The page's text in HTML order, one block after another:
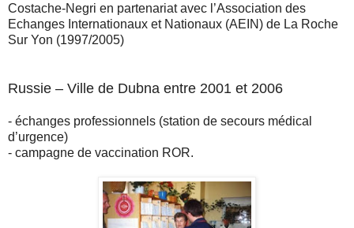
Costache-Negri en partenariat avec l’Association des
Echanges Internationaux et Nationaux (AEIN) de La Roche
Sur Yon (1997/2005)
Russie – Ville de Dubna entre 2001 et 2006
- échanges professionnels (station de secours médical
d’urgence)
- campagne de vaccination ROR.